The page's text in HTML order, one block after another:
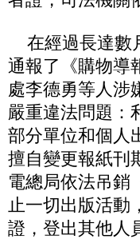
在經過長達數
通報了《購物導
處李德勇等人涉
嚴重違法問題：
部分單位和個人
擅自變更報紙刊
電總局依法吊銷
止一切出版活動
證，登出其他人